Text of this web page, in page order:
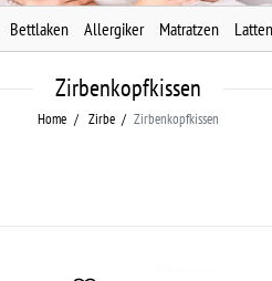
Bettlaken Allergiker Matratzen
Zirbenkopfkissen
Home Zirbe Zirbenkopfkissen